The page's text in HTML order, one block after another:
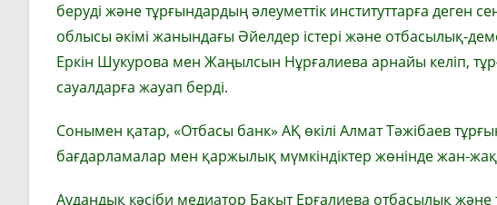
беруді және тұрғындардың әлеуметтік институттарға деген
облысы әкімі жанындағы Әйелдер істері және отбасылық-
Еркін Шукурова мен Жаңылсын Нұрғалиева арнайы келіп,
сауалдарға жауап берді.
Сонымен қатар, «Отбасы банк» АҚ өкілі Алмат Тәжібаев
бағдарламалар мен қаржылық мүмкіндіктер жөнінде жан-
Аудандық кәсіби медиатор Бақыт Ерғалиева отбасылық